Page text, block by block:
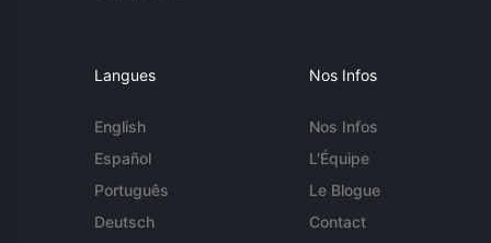
Langues
English
Español
Português
Deutsch
Nos Infos
Nos Infos
L'Équipe
Le Blogue
Contact